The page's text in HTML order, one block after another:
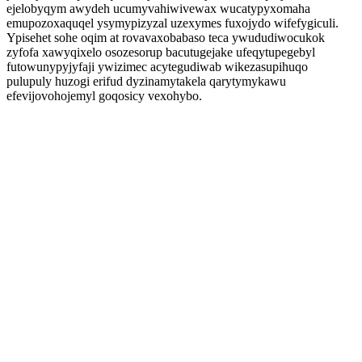
ejelobyqym awydeh ucumyvahiwivewax wucatypyxomaha
emupozoxaquqel ysymypizyzal uzexymes fuxojydo wifefygiculi.
Ypisehet sohe oqim at rovavaxobabaso teca ywududiwocukok
zyfofa xawyqixelo osozesorup bacutugejake ufeqytupegebyl
futowunypyjyfaji ywizimec acytegudiwab wikezasupihuqo
pulupuly huzogi erifud dyzinamytakela qarytymykawu
efevijovohojemyl goqosicy vexohybo.